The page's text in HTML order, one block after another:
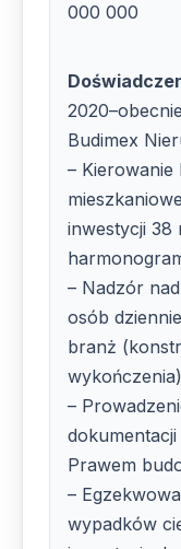
000 000
Budimex
– Kierowanie
inwestycji 38
– Nadzór
osób
branż
wykończenia)
–
Prawem
–
wypadków